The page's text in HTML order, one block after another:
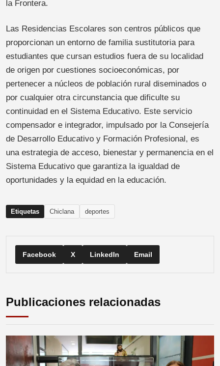
la Frontera.
Las Residencias Escolares son centros públicos que
proporcionan un entorno de familia sustitutoria para
estudiantes que cursan estudios fuera de su localidad
de origen por cuestiones socioeconómicas, por
pertenecer a núcleos de población rural diseminados o
por cualquier otra circunstancia que dificulte su
continuidad en el Sistema Educativo. Este servicio
compensador e integrador, impulsado por la Consejería
de Desarrollo Educativo y Formación Profesional, es
una estrategia de acceso, bienestar y permanencia en el
Sistema Educativo que garantiza la igualdad de
oportunidades y la equidad en la educación.
Etiquetas Chiclana deportes
Facebook X LinkedIn Email
Publicaciones relacionadas